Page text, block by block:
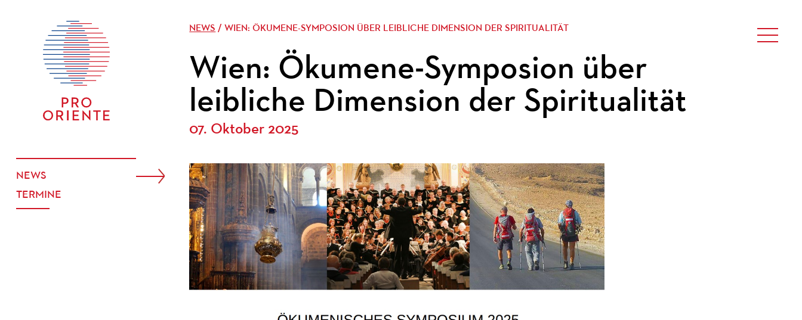
NEWS
TERMINE
NEWS / WIEN: ÖKUMENE-SYMPOSION ÜBER LEIBLICHE DIMENSION DER SPIRITUALITÄT
Wien: Ökumene-Symposion über
leibliche Dimension der Spiritualität
07. Oktober 2025